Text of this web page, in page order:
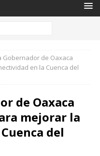
Gobernador de Oaxaca
en la Cuenca del
de Oaxaca
mejorar la
del